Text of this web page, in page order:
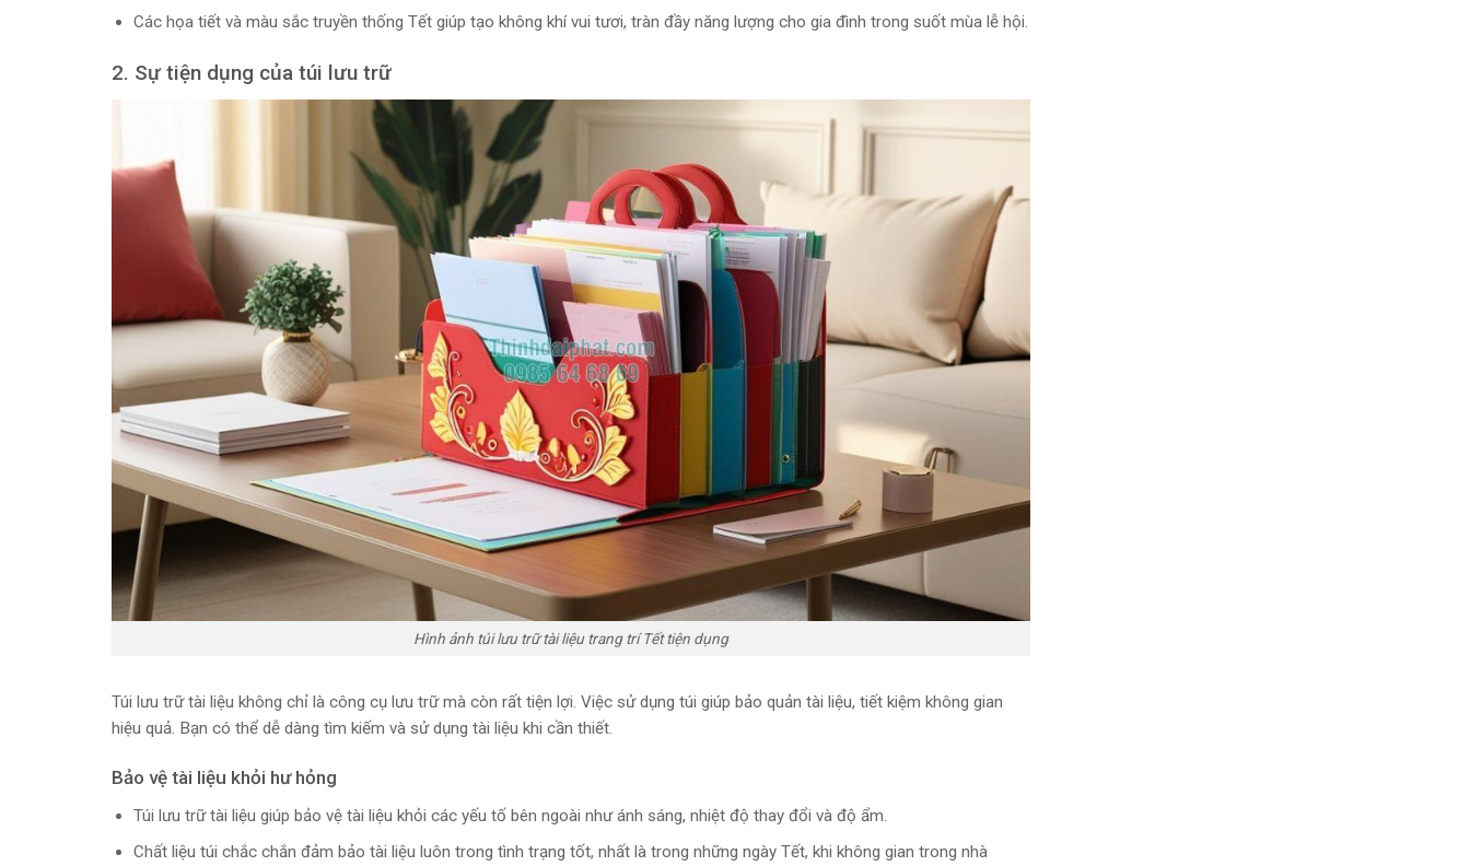
Các họa tiết và màu sắc truyền thống Tết giúp tạo không khí vui tươi, tràn đầy năng lượng cho gia đình trong suốt mùa lễ hội.
2. Sự tiện dụng của túi lưu trữ
Hình ảnh túi lưu trữ tài liệu trang trí Tết tiện dụng
Túi lưu trữ tài liệu không chỉ là công cụ lưu trữ mà còn rất tiện lợi. Việc sử dụng túi giúp bảo quản tài liệu, tiết kiệm không gian
hiệu quả. Bạn có thể dễ dàng tìm kiếm và sử dụng tài liệu khi cần thiết.
Bảo vệ tài liệu khỏi hư hỏng
Túi lưu trữ tài liệu giúp bảo vệ tài liệu khỏi các yếu tố bên ngoài như ánh sáng, nhiệt độ thay đổi và độ ẩm.
Chất liệu túi chắc chắn đảm bảo tài liệu luôn trong tình trạng tốt, nhất là trong những ngày Tết, khi không gian trong nhà